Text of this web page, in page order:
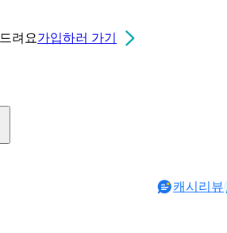
드려요가입하러 가기
캐시리뷰